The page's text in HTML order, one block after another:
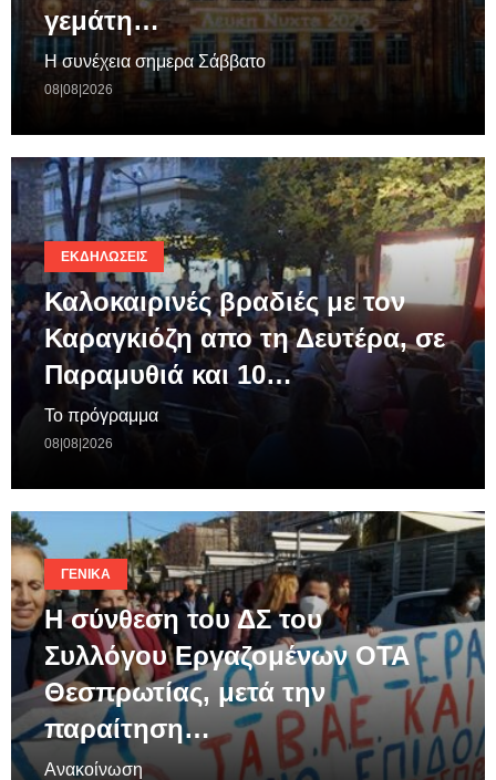
γεμάτη…
Η συνέχεια σημερα Σάββατο
08|08|2026
ΕΚΔΗΛΏΣΕΙΣ
Καλοκαιρινές βραδιές με τον
Καραγκιόζη απο τη Δευτέρα, σε
Παραμυθιά και 10…
Το πρόγραμμα
08|08|2026
ΓΕΝΙΚΆ
Η σύνθεση του ΔΣ του
Συλλόγου Εργαζομένων ΟΤΑ
Θεσπρωτίας, μετά την
παραίτηση…
Ανακοίνωση